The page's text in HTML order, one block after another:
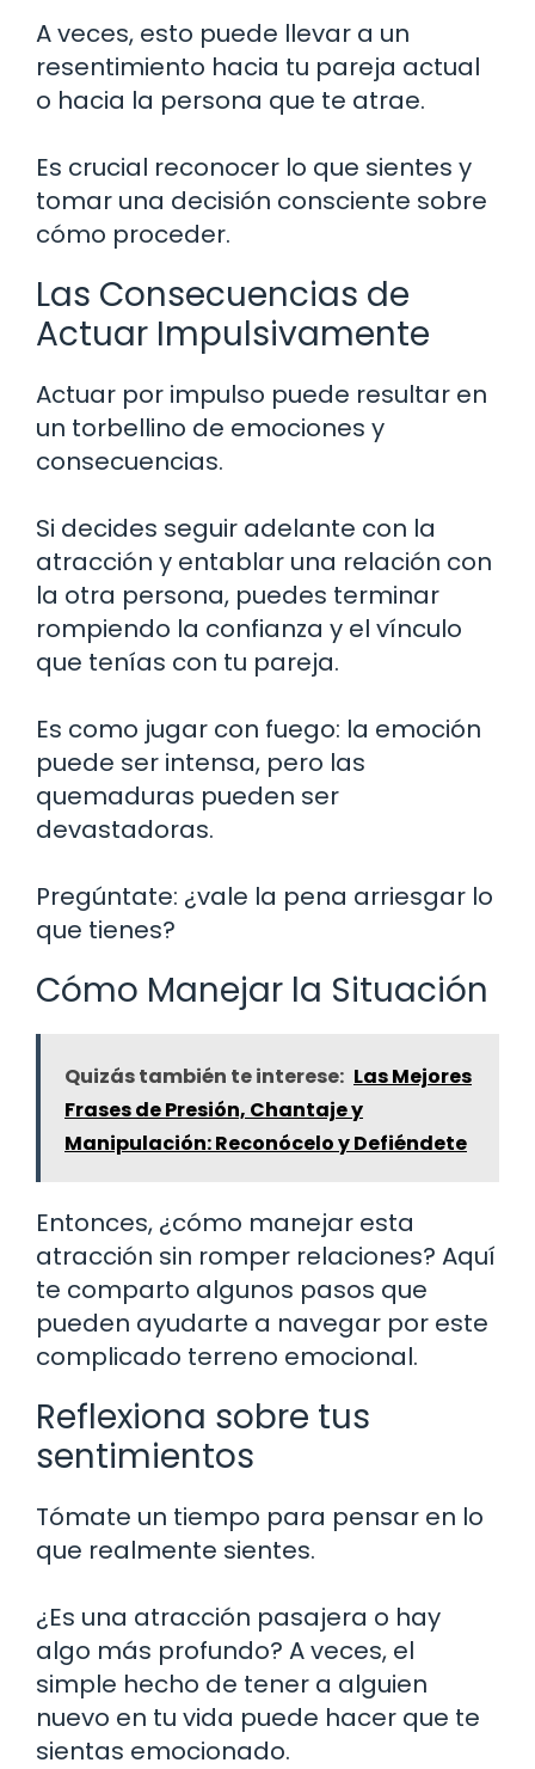
A veces, esto puede llevar a un
resentimiento hacia tu pareja actual
o hacia la persona que te atrae.
Es crucial reconocer lo que sientes y
tomar una decisión consciente sobre
cómo proceder.
Las Consecuencias de
Actuar Impulsivamente
Actuar por impulso puede resultar en
un torbellino de emociones y
consecuencias.
Si decides seguir adelante con la
atracción y entablar una relación con
la otra persona, puedes terminar
rompiendo la confianza y el vínculo
que tenías con tu pareja.
Es como jugar con fuego: la emoción
puede ser intensa, pero las
quemaduras pueden ser
devastadoras.
Pregúntate: ¿vale la pena arriesgar lo
que tienes?
Cómo Manejar la Situación
Quizás también te interese: Las Mejores
Frases de Presión, Chantaje y
Manipulación: Reconócelo y Defiéndete
Entonces, ¿cómo manejar esta
atracción sin romper relaciones? Aquí
te comparto algunos pasos que
pueden ayudarte a navegar por este
complicado terreno emocional.
Reflexiona sobre tus
sentimientos
Tómate un tiempo para pensar en lo
que realmente sientes.
¿Es una atracción pasajera o hay
algo más profundo? A veces, el
simple hecho de tener a alguien
nuevo en tu vida puede hacer que te
sientas emocionado.